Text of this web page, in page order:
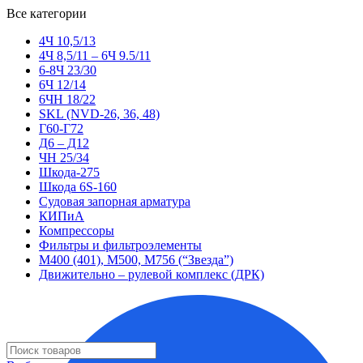
Все категории
4Ч 10,5/13
4Ч 8,5/11 – 6Ч 9.5/11
6-8Ч 23/30
6Ч 12/14
6ЧН 18/22
SKL (NVD-26, 36, 48)
Г60-Г72
Д6 – Д12
ЧН 25/34
Шкода-275
Шкода 6S-160
Судовая запорная арматура
КИПиА
Компрессоры
Фильтры и фильтроэлементы
М400 (401), М500, М756 (“Звезда”)
Движительно – рулевой комплекс (ДРК)